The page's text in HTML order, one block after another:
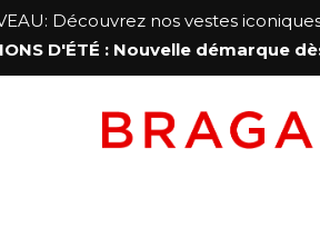
Découvrez nos vestes
D'ÉTÉ : Nouvelle démarque